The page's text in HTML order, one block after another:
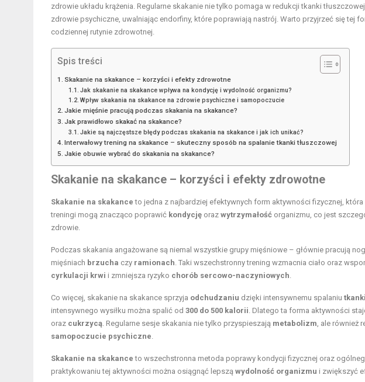
zdrowie układu krążenia. Regularne skakanie nie tylko pomaga w redukcji tkanki
zdrowie psychiczne, uwalniając endorfiny, które poprawiają nastrój. Warto przyjrzeć się tej
codziennej rutynie zdrowotnej.
Spis treści
Skakanie na skakance – korzyści i efekty zdrowotne
Jak skakanie na skakance wpływa na kondycję i wydolność organizmu?
Wpływ skakania na skakance na zdrowie psychiczne i samopoczucie
Jakie mięśnie pracują podczas skakania na skakance?
Jak prawidłowo skakać na skakance?
Jakie są najczęstsze błędy podczas skakania na skakance i jak ich unikać?
Interwałowy trening na skakance – skuteczny sposób na spalanie tkanki tłuszczowej
Jakie obuwie wybrać do skakania na skakance?
Skakanie na skakance – korzyści i efekty zdrowotne
Skakanie na skakance to jedna z najbardziej efektywnych form aktywności fizycznej,
treningi mogą znacząco poprawić kondycję oraz wytrzymałość organizmu, co jest
zdrowie.
Podczas skakania angażowane są niemal wszystkie grupy mięśniowe – głównie pracują
mięśniach brzucha czy ramionach. Taki wszechstronny trening wzmacnia ciało oraz
cyrkulacji krwi i zmniejsza ryzyko chorób sercowo-naczyniowych.
Co więcej, skakanie na skakance sprzyja odchudzaniu dzięki intensywnemu spalaniu
intensywnego wysiłku można spalić od 300 do 500 kalorii. Dlatego ta forma aktywności
oraz cukrzycą. Regularne sesje skakania nie tylko przyspieszają metabolizm, ale również
samopoczucie psychiczne.
Skakanie na skakance to wszechstronna metoda poprawy kondycji fizycznej oraz
praktykowaniu tej aktywności można osiągnąć lepszą wydolność organizmu i zwiększyć